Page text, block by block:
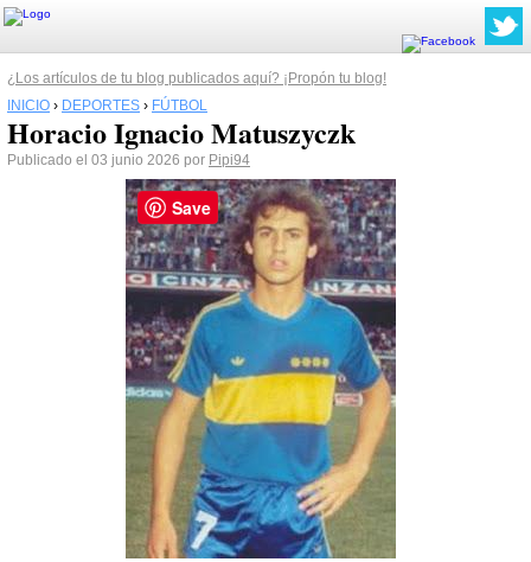
¿Los artículos de tu blog publicados aquí? ¡Propón tu blog!
INICIO › DEPORTES › FÚTBOL
Horacio Ignacio Matuszyczk
Publicado el 03 junio 2026 por Pipi94
Save